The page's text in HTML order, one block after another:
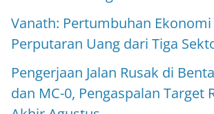
Vanath: Pertumbuhan
Perputaran Uang dari Tiga
Pengerjaan Jalan Rusak di
dan MC-0, Pengaspalan Target